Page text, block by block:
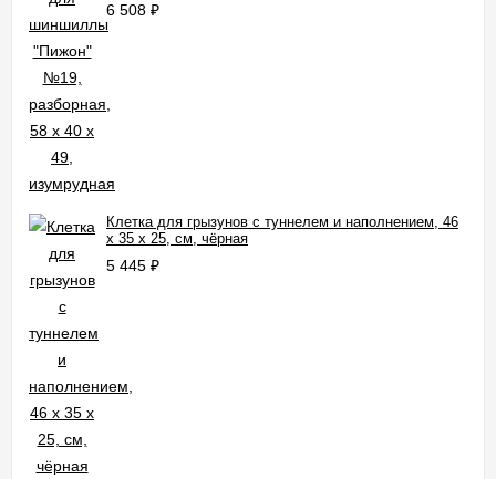
6 508 ₽
Клетка для грызунов с туннелем и наполнением, 46
х 35 х 25, см, чёрная
5 445 ₽